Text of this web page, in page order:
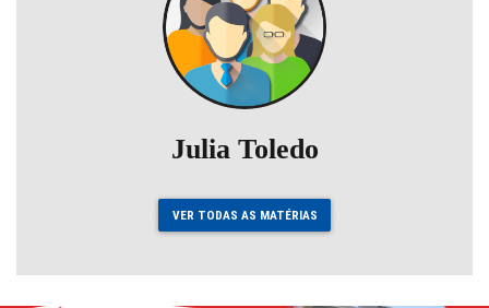
Julia Toledo
VER TODAS AS MATÉRIAS